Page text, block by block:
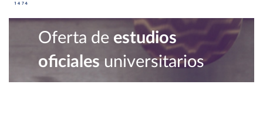
Oferta de estudios
oficiales universitarios